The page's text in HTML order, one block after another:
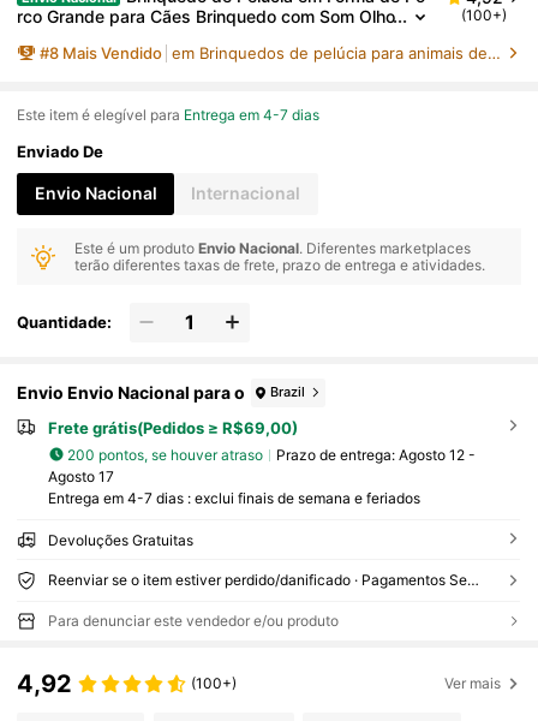
rco Grande para Cães Brinquedo com Som Olho
(100+)
#8 Mais Vendido em Brinquedos de pelúcia para animais de estimação
Este item é elegível para Entrega em 4-7 dias
Enviado De
Envio Nacional Internacional
Este é um produtoEnvio Nacional. Diferentes marketplaces
terão diferentes taxas de frete, prazo de entrega e atividades.
Quantidade:
Envio Envio Nacional para o Brazil
Frete grátis(Pedidos ≥ R$69,00)
200 pontos, se houver atraso Prazo de entrega: Agosto 12 -
Agosto 17
Entrega em 4-7 dias : exclui finais de semana e feriados
Devoluções Gratuitas
Reenviar se o item estiver perdido/danificado · Pagamentos Seguros · Proteção de privacidade
Para denunciar este vendedor e/ou produto
4,92 (100+) Ver mais